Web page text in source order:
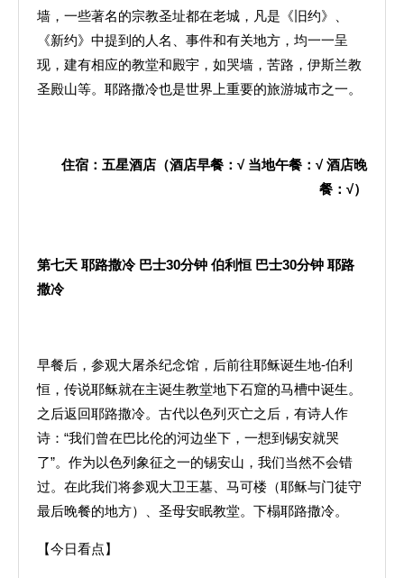
墙，一些著名的宗教圣址都在老城，凡是《旧约》、
《新约》中提到的人名、事件和有关地方，均一一呈
现，建有相应的教堂和殿宇，如哭墙，苦路，伊斯兰教
圣殿山等。耶路撒冷也是世界上重要的旅游城市之一。
住宿：五星酒店（酒店早餐： √ 当地午餐： √酒店晚
餐： √）
第七天 耶路撒冷 巴士30分钟 伯利恒 巴士30分钟 耶路
撒冷
早餐后，参观大屠杀纪念馆，后前往耶稣诞生地-伯利
恒，传说耶稣就在主诞生教堂地下石窟的马槽中诞生。
之后返回耶路撒冷。古代以色列灭亡之后，有诗人作
诗：“我们曾在巴比伦的河边坐下，一想到锡安就哭
了”。作为以色列象征之一的锡安山，我们当然不会错
过。在此我们将参观大卫王墓、马可楼（耶稣与门徒守
最后晚餐的地方）、圣母安眠教堂。下榻耶路撒冷。
【今日看点】